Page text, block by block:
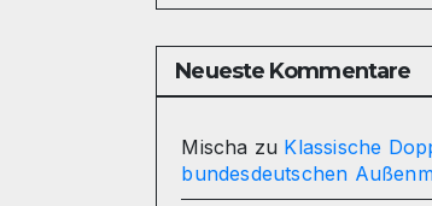
Neueste Kommentare
Mischa zu Klassische
bundesdeutschen